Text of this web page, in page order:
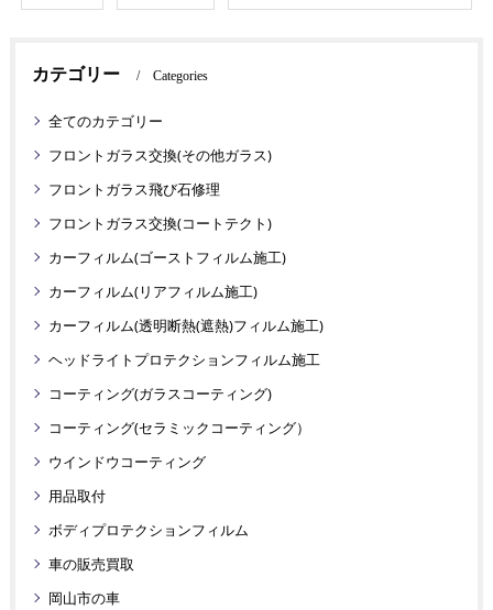
カテゴリー Categories
全てのカテゴリー
フロントガラス交換(その他ガラス)
フロントガラス飛び石修理
フロントガラス交換(コートテクト)
カーフィルム(ゴーストフィルム施工)
カーフィルム(リアフィルム施工)
カーフィルム(透明断熱(遮熱)フィルム施工)
ヘッドライトプロテクションフィルム施工
コーティング(ガラスコーティング)
コーティング(セラミックコーティング）
ウインドウコーティング
用品取付
ボディプロテクションフィルム
車の販売買取
岡山市の車